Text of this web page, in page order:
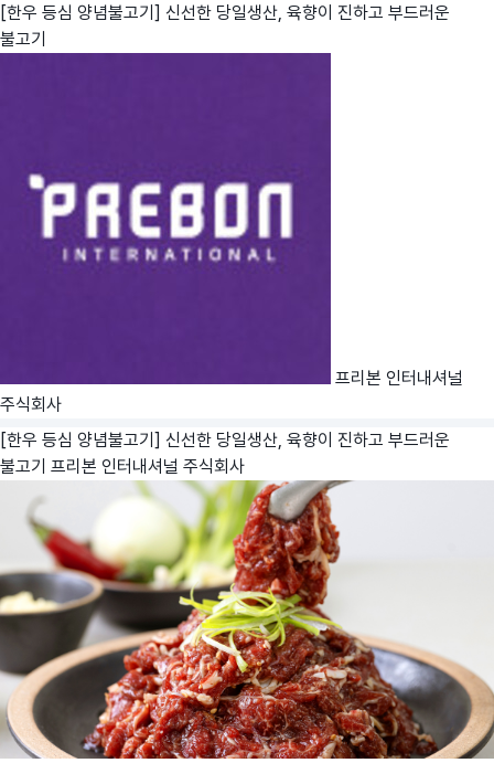
[한우 등심 양념불고기] 신선한 당일생산, 육향이 진하고 부드러운
불고기
프리본 인터내셔널
주식회사
[한우 등심 양념불고기] 신선한 당일생산, 육향이 진하고 부드러운
불고기 프리본 인터내셔널 주식회사